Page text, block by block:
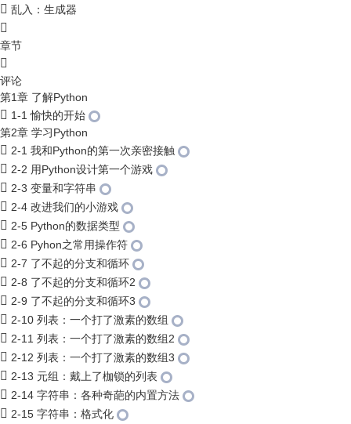
乱入：生成器
章节
评论
第1章 了解Python
1-1 愉快的开始
第2章 学习Python
2-1 我和Python的第一次亲密接触
2-2 用Python设计第一个游戏
2-3 变量和字符串
2-4 改进我们的小游戏
2-5 Python的数据类型
2-6 Pyhon之常用操作符
2-7 了不起的分支和循环
2-8 了不起的分支和循环2
2-9 了不起的分支和循环3
2-10 列表：一个打了激素的数组
2-11 列表：一个打了激素的数组2
2-12 列表：一个打了激素的数组3
2-13 元组：戴上了枷锁的列表
2-14 字符串：各种奇葩的内置方法
2-15 字符串：格式化